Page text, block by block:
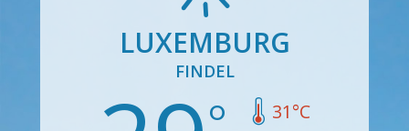
LUXEMBURG
FINDEL
31°C